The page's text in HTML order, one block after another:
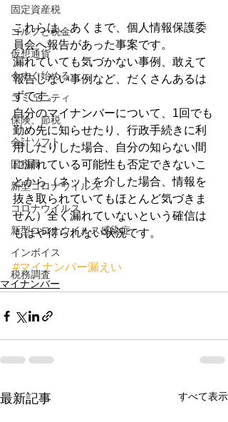
固定資産税
ゴルフと税金
仮想通貨
今すぐ始める
コミュニティ
保険、節税
会計ソフト
国税局
新型コロナウイルス
コロナウイルス
新型コロナウイルス感染症
インボイス
税務調査
これらは、あくまで、個人情報保護委
員会へ報告があった事案です。
漏れていても気づかない事例、敢えて
報告しない事例など、だくさんあるは
ずです。
自分のマイナンバーについて、1回でも
勤め先に知らせたり、行政手続きに利
用したりした場合、自分の知らない間
に漏れている可能性も否定できないこ
とから（ネットを介した場合、情報を
抜き取られていてもほとんど気づきま
せん）全く漏れていないという確信は
もはや得られない状況です。
#マイナンバー漏えい
マイナンバー
最新記事 すべて表示